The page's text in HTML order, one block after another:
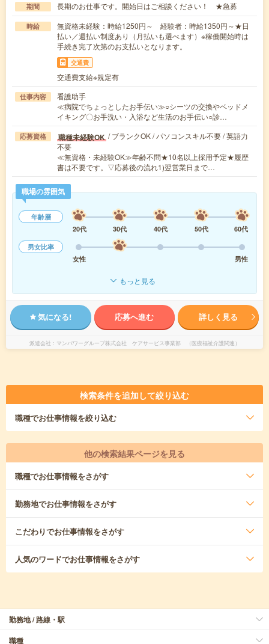
期間 長期のお仕事です。開始日はご相談ください！ ★急募
時給
無資格未経験：時給1250円～ 経験者：時給1350円～★日
払い／週払い制度あり（月払いも選べます）※稼働開始時は
手続き完了次第のお支払いとなります。
交通費
交通費支給※規定有
仕事内容
看護助手
≪病院でちょっとしたお手伝い≫○シーツの交換やベッドメ
イキング〇お手洗い・入浴など生活のお手伝い○診…
応募資格 職種未経験OK / ブランクOK / パソコンスキル不要 / 英語力
不要
≪無資格・未経験OK≫年齢不問★10名以上採用予定★履歴
書は不要です。▽応募後の流れ1)翌営業日まで…
職場の雰囲気
年齢層
20代
30代 40代 50代
60代
男女比率
女性
男性
もっと見る
気になる! 応募へ進む 詳しく見る
派遣会社 マンパワーグループ株式会社 ケアサービス事業部 （医療福祉介護関連）
検索条件を追加して絞り込む
職種でお仕事情報を絞り込む
他の検索結果ページを見る
職種でお仕事情報をさがす
勤務地でお仕事情報をさがす
こだわりでお仕事情報をさがす
人気のワードでお仕事情報をさがす
勤務地 / 路線・駅
職種